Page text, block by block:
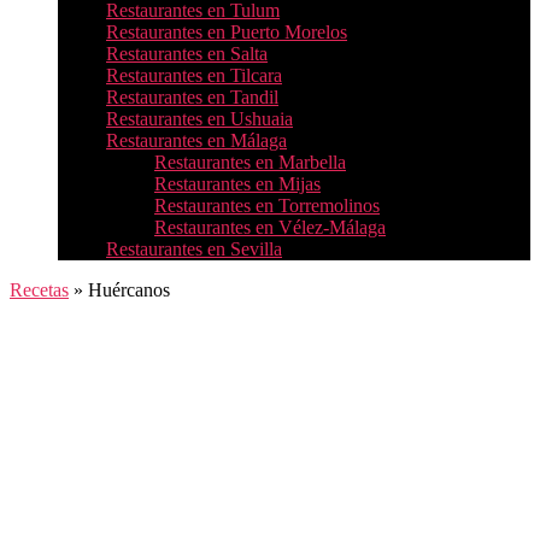
Restaurantes en Tulum
Restaurantes en Puerto Morelos
Restaurantes en Salta
Restaurantes en Tilcara
Restaurantes en Tandil
Restaurantes en Ushuaia
Restaurantes en Málaga
Restaurantes en Marbella
Restaurantes en Mijas
Restaurantes en Torremolinos
Restaurantes en Vélez-Málaga
Restaurantes en Sevilla
Recetas » Huércanos